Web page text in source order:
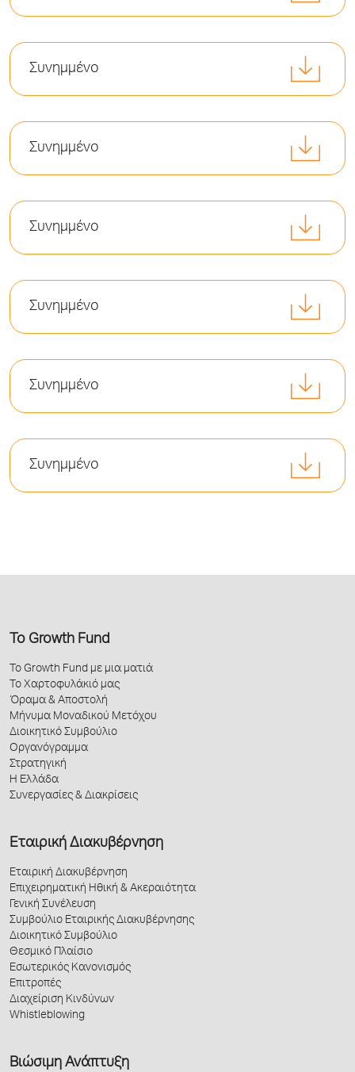
Συνημμένο
Συνημμένο
Συνημμένο
Συνημμένο
Συνημμένο
Συνημμένο
Το Growth Fund
Το Growth Fund με μια ματιά
Το Χαρτοφυλάκιό μας
Όραμα & Αποστολή
Μήνυμα Μοναδικού Μετόχου
Διοικητικό Συμβούλιο
Οργανόγραμμα
Στρατηγική
Η Ελλάδα
Συνεργασίες & Διακρίσεις
Εταιρική Διακυβέρνηση
Εταιρική Διακυβέρνηση
Επιχειρηματική Ηθική & Ακεραιότητα
Γενική Συνέλευση
Συμβούλιο Εταιρικής Διακυβέρνησης
Διοικητικό Συμβούλιο
Θεσμικό Πλαίσιο
Εσωτερικός Κανονισμός
Επιτροπές
Διαχείριση Κινδύνων
Whistleblowing
Βιώσιμη Ανάπτυξη